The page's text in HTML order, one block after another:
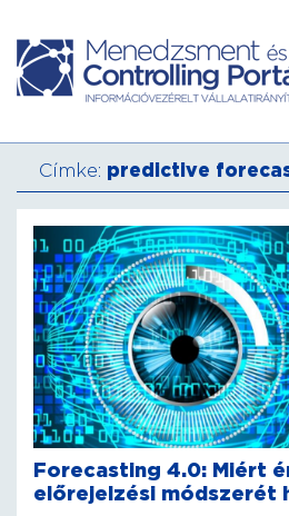
Címke: predictive
Forecasting 4.0: Miért
előrejelzési módszerét